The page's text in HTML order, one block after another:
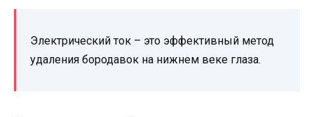
Электрический ток – это эффективный метод
удаления бородавок на нижнем веке глаза.